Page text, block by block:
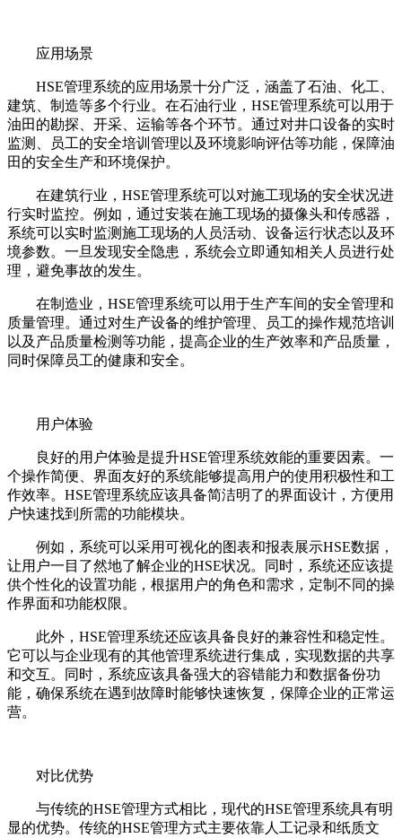
应用场景
HSE管理系统的应用场景十分广泛，涵盖了石油、化工、
建筑、制造等多个行业。在石油行业，HSE管理系统可以用于
油田的勘探、开采、运输等各个环节。通过对井口设备的实时
监测、员工的安全培训管理以及环境影响评估等功能，保障油
田的安全生产和环境保护。
在建筑行业，HSE管理系统可以对施工现场的安全状况进
行实时监控。例如，通过安装在施工现场的摄像头和传感器，
系统可以实时监测施工现场的人员活动、设备运行状态以及环
境参数。一旦发现安全隐患，系统会立即通知相关人员进行处
理，避免事故的发生。
在制造业，HSE管理系统可以用于生产车间的安全管理和
质量管理。通过对生产设备的维护管理、员工的操作规范培训
以及产品质量检测等功能，提高企业的生产效率和产品质量，
同时保障员工的健康和安全。
用户体验
良好的用户体验是提升HSE管理系统效能的重要因素。一
个操作简便、界面友好的系统能够提高用户的使用积极性和工
作效率。HSE管理系统应该具备简洁明了的界面设计，方便用
户快速找到所需的功能模块。
例如，系统可以采用可视化的图表和报表展示HSE数据，
让用户一目了然地了解企业的HSE状况。同时，系统还应该提
供个性化的设置功能，根据用户的角色和需求，定制不同的操
作界面和功能权限。
此外，HSE管理系统还应该具备良好的兼容性和稳定性。
它可以与企业现有的其他管理系统进行集成，实现数据的共享
和交互。同时，系统应该具备强大的容错能力和数据备份功
能，确保系统在遇到故障时能够快速恢复，保障企业的正常运
营。
对比优势
与传统的HSE管理方式相比，现代的HSE管理系统具有明
显的优势。传统的HSE管理方式主要依靠人工记录和纸质文